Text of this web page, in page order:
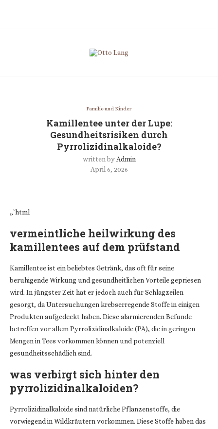
Familie und Kinder
Kamillentee unter der Lupe:
Gesundheitsrisiken durch
Pyrrolizidinalkaloide?
written by Admin
April 6, 2026
„`html
vermeintliche heilwirkung des
kamillentees auf dem prüfstand
Kamillentee ist ein beliebtes Getränk, das oft für seine
beruhigende Wirkung und gesundheitlichen Vorteile gepriesen
wird. In jüngster Zeit hat er jedoch auch für Schlagzeilen
gesorgt, da Untersuchungen krebserregende Stoffe in einigen
Produkten aufgedeckt haben. Diese alarmierenden Befunde
betreffen vor allem Pyrrolizidinalkaloide (PA), die in geringen
Mengen in Tees vorkommen können und potenziell
gesundheitsschädlich sind.
was verbirgt sich hinter den
pyrrolizidinalkaloiden?
Pyrrolizidinalkaloide sind natürliche Pflanzenstoffe, die
vorwiegend in Wildkräutern vorkommen. Diese Stoffe haben das